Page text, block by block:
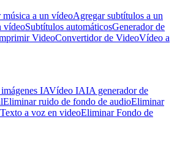
música a un vídeoAgregar subtítulos a un
vídeoSubtítulos automáticosGenerador de
VideoConvertidor de VideoVídeo a
IAVídeo IAIA generador de
Eliminar ruido de fondo de audioEliminar
Texto a voz en videoEliminar Fondo de